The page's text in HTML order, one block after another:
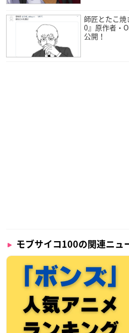
師匠とたこ
0』原作者・
公開！
モブサイコ100の関連ニュ